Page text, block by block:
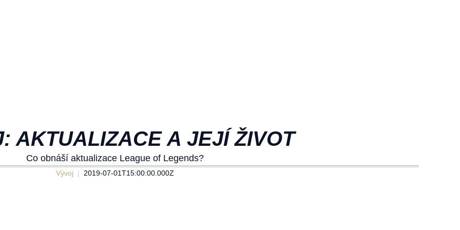
AKTUALIZACE A JEJÍ ŽIVOT
Co obnáší aktualizace League of Legends?
Vývoj 2019-07-01T15:00:00.000Z